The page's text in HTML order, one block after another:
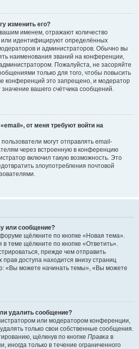
изменить его?
именем, отражают количество
идентифицируют определённых
и администраторов. Обычно вы
наименования званий на конференции,
Пожалуйста, не засоряйте
только для того, чтобы повысить
конференций это запрещено, и модератор
вашего счётчика сообщений.
от меня требуют войти на
могут отправлять email-
через встроенную в конференцию
включил такую возможность. Это
злоупотребления почтовой
или сообщение?
щёлкните по кнопке «Новая тема».
теме щёлкните по кнопке «Ответить».
прежде чем отправить
доступа находится внизу страниц
«Вы можете начинать темы», «Вы можете
удалить сообщение?
или модератором конференции,
только свои собственные сообщения.
щёлкнув по кнопке Правка в
иногда только в течение ограниченного